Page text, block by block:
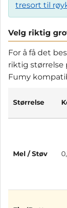
tresort til
Velg riktig
For å få det
riktig størrelse
Fumy
Størrelse
Mel / Støv